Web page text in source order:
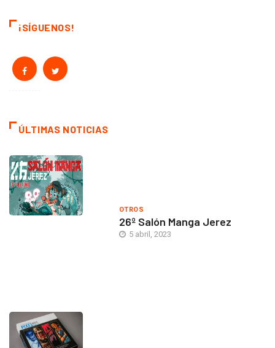
¡SÍGUENOS!
ÚLTIMAS NOTICIAS
OTROS
26º Salón Manga Jerez
5 abril, 2023